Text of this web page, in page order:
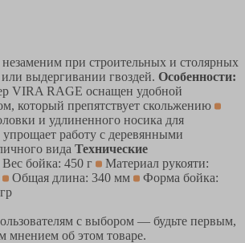
при строительных и столярных
выдергивании гвоздей. Особенности:
VIRA RAGE оснащен удобной
который препятствует скольжению
и удлиненного носика для
упрощает работу с деревянными
вида Технические
Вес бойка: 450 г
Материал рукояти:
Общая длина: 340 мм
Форма бойка:
с выбором — будьте первым,
мнением об этом товаре.